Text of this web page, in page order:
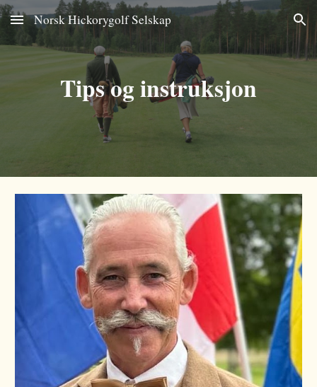
Skip to main content Skip to navigation
Norsk Hickorygolf Selskap
Tips og instruksjon